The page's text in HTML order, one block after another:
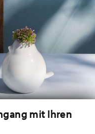
mit Ihren